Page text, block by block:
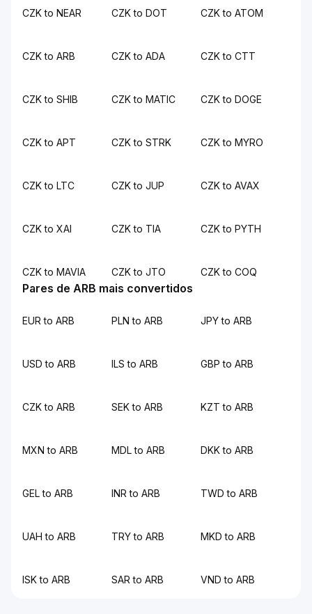
CZK to NEAR CZK to DOT CZK to ATOM
CZK to ARB CZK to ADA CZK to CTT
CZK to SHIB CZK to MATIC CZK to DOGE
CZK to APT CZK to STRK CZK to MYRO
CZK to LTC CZK to JUP CZK to AVAX
CZK to XAI CZK to TIA CZK to PYTH
CZK to MAVIA CZK to JTO CZK to COQ
Pares de ARB mais convertidos
EUR to ARB PLN to ARB JPY to ARB
USD to ARB ILS to ARB GBP to ARB
CZK to ARB SEK to ARB KZT to ARB
MXN to ARB MDL to ARB DKK to ARB
GEL to ARB INR to ARB TWD to ARB
UAH to ARB TRY to ARB MKD to ARB
ISK to ARB SAR to ARB VND to ARB